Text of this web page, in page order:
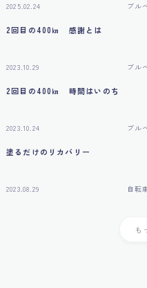
2025.02.24 ブル
2回目の400㎞ 感謝とは
2023.10.29 ブル
2回目の400㎞ 時間はいのち
2023.10.24 ブル
塗るだけのリカバリー
2023.08.29 自転
も